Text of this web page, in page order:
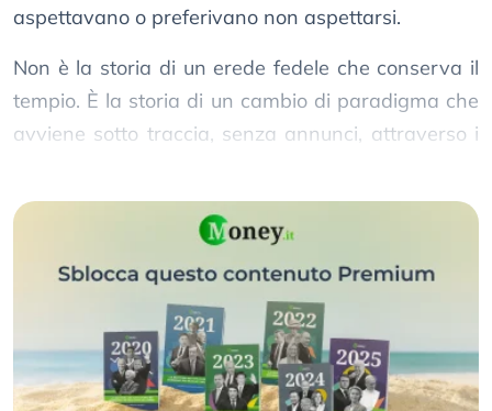
aspettavano o preferivano non aspettarsi.
Non è la storia di un erede fedele che conserva il
tempio. È la storia di un cambio di paradigma che
avviene sotto traccia, senza annunci, attraverso i